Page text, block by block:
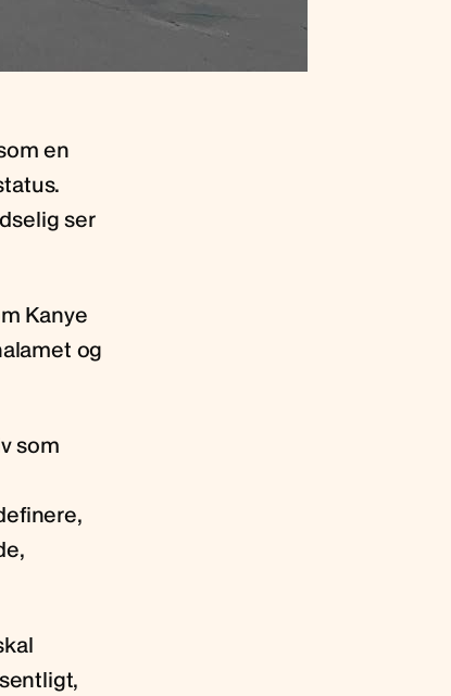
en
ser
Kanye
og
som